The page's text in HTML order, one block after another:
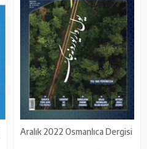
Aralık 2022 Osmanlıca Dergisi